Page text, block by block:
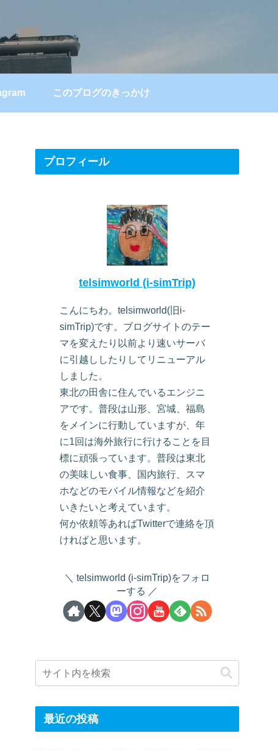
このブログのきっかけ
プロフィール
telsimworld (i-simTrip)
こんにちわ。telsimworld(旧i-
simTrip)です。ブログサイトのテー
マを変えたり以前より速いサーバ
に引越ししたりしてリニューアル
しました。
東北の田舎に住んでいるエンジニ
アです。普段は山形、宮城、福島
をメインに行動していますが、年
に1回は海外旅行に行けることを目
標に頑張っています。普段は東北
の美味しい食事、国内旅行、スマ
ホなどのモバイル情報などを紹介
いきたいと考えています。
何か依頼等あればTwitterで連絡を頂
ければと思います。
telsimworld (i-simTrip)をフォロ
ーする
最近の投稿